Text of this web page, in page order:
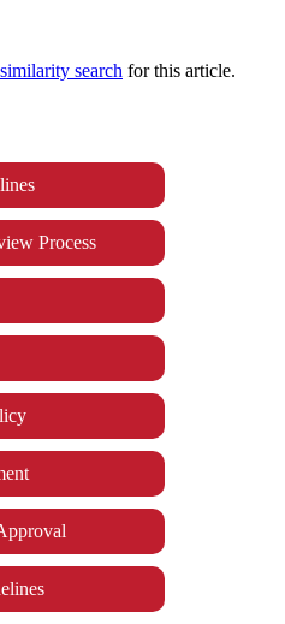
search for this article.
Process